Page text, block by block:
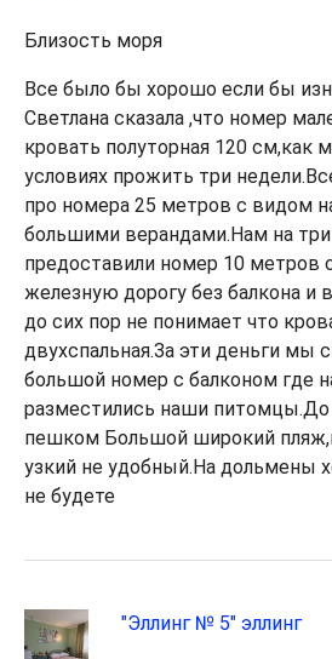
Близость моря
Все было бы хорошо если бы
Светлана сказала ,что номер
кровать полуторная 120 см,как
условиях прожить три
про номера 25 метров с видом
большими верандами.Нам на
предоставили номер 10 метров
железную дорогу без балкона и
до сих пор не понимает что
двухспальная.За эти деньги мы
большой номер с балконом где
разместились наши
пешком Большой широкий
узкий не удобный.На дольмены
не будете
"Эллинг № 5" эллинг